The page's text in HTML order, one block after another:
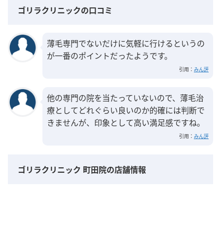
ゴリラクリニックの口コミ
薄毛専門でないだけに気軽に行けるというの
が一番のポイントだったようです。
引用： みん評
他の専門の院を当たっていないので、薄毛治
療としてどれぐらい良いのか的確には判断で
きませんが、印象として高い満足感ですね。
引用： みん評
ゴリラクリニック 町田院の店舗情報